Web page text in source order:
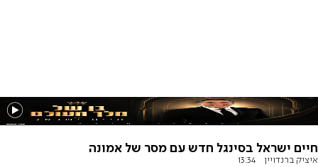
חיים ישראל בסינגל חדש עם מסר של אמונה
איציק ברנדויין 13:34